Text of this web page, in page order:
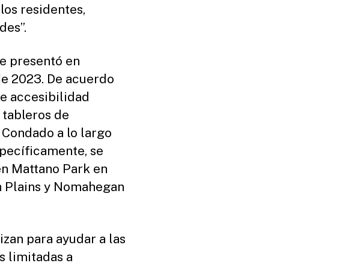
residentes,
presentó en
2023. De acuerdo
accesibilidad
de
a lo largo
se
Mattano Park en
y Nomahegan
para ayudar a las
limitadas a